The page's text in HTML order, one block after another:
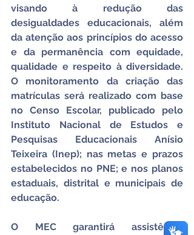
visando à redução das
desigualdades educacionais, além
da atenção aos princípios do acesso
e da permanência com equidade,
qualidade e respeito à diversidade.
O monitoramento da criação das
matrículas será realizado com base
no Censo Escolar, publicado pelo
Instituto Nacional de Estudos e
Pesquisas Educacionais Anísio
Teixeira (Inep); nas metas e prazos
estabelecidos no PNE; e nos planos
estaduais, distrital e municipais de
educação.
O MEC garantirá assistência